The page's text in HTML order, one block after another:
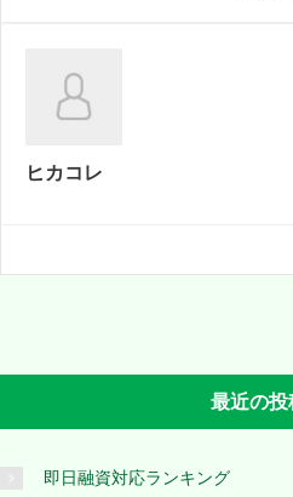
ヒカコレ
最近の投
即日融資対応ランキング